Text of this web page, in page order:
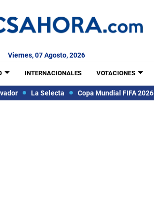
Viernes, 07 Agosto, 2026
INTERNACIONALES VOTACIONES
La Selecta Copa Mundial FIFA 2026